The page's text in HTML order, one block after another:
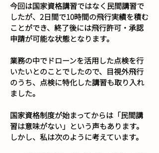
今回は国家資格講習ではなく民間講習で
したが、2日間で10時間の飛行実績を積む
ことができ、終了後には飛行許可・承認
申請が可能な状態となります。
業務の中でドローンを活用した点検を行
いたいとのことでしたので、目視外飛行
のうち、点検に特化した講習も取り入れ
ました。
国家資格制度が始まってからは「民間講
習は意味がない」という声もあります。
しかし、私は次のように考えています。